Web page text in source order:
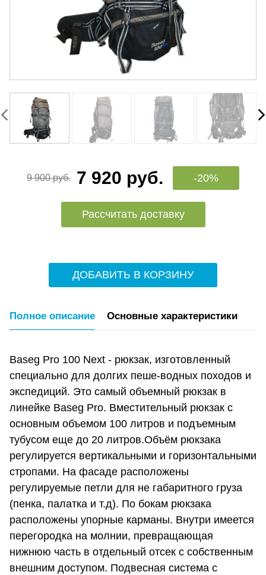
9 900 руб. 7 920 руб. -20%
Рассчитать доставку
ДОБАВИТЬ В КОРЗИНУ
Полное описание Основные характеристики
Baseg Pro 100 Next - рюкзак, изготовленный
специально для долгих пеше-водных походов и
экспедиций. Это самый объемный рюкзак в
линейке Baseg Pro. Вместительный рюкзак с
основным объемом 100 литров и подъемным
тубусом еще до 20 литров.Объём рюкзака
регулируется вертикальными и горизонтальными
стропами. На фасаде расположены
регулируемые петли для не габаритного груза
(пенка, палатка и т.д). По бокам рюкзака
расположены упорные карманы. Внутри имеется
перегородка на молнии, превращающая
нижнюю часть в отдельный отсек с собственным
внешним доступом. Подвесная система с